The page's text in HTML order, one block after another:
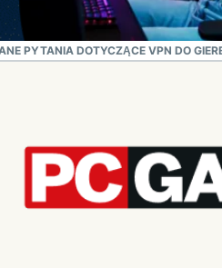
PYTANIA DOTYCZĄCE VPN DO GIER
Korzystaj z VPN dla
najpopularniejszych gier